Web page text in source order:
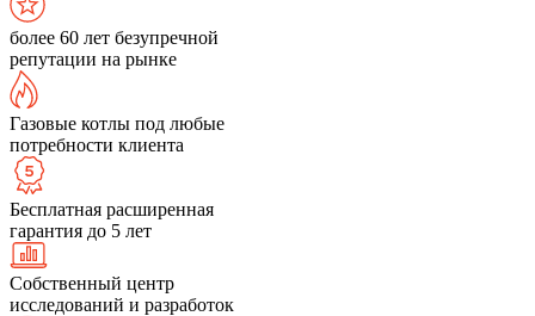
более 60 лет безупречной
репутации на рынке
Газовые котлы под любые
потребности клиента
Бесплатная расширенная
гарантия до 5 лет
Собственный центр
исследований и разработок